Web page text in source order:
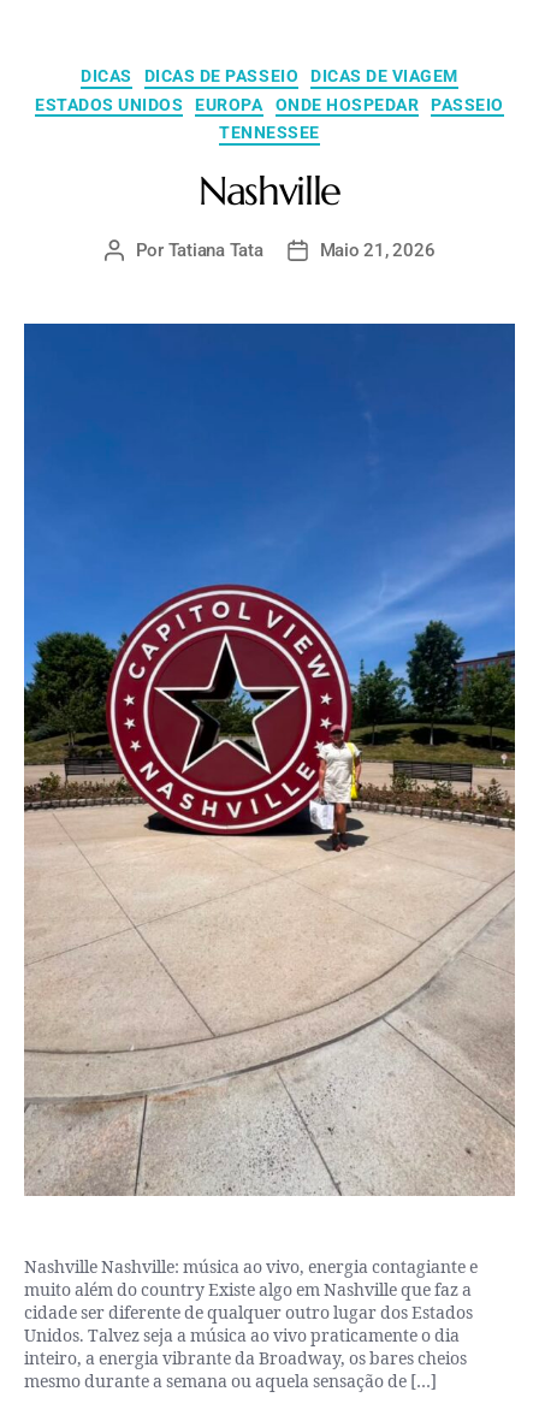
DICAS DICAS DE PASSEIO
DICAS DE VIAGEM
ESTADOS UNIDOS
EUROPA ONDE HOSPEDAR
PASSEIO
TENNESSEE
Nashville
Por Tatiana Tata Maio 21, 2026
Nashville Nashville: música ao vivo, energia contagiante e
muito além do country Existe algo em Nashville que faz a
cidade ser diferente de qualquer outro lugar dos Estados
Unidos. Talvez seja a música ao vivo praticamente o dia
inteiro, a energia vibrante da Broadway, os bares cheios
mesmo durante a semana ou aquela sensação de […]